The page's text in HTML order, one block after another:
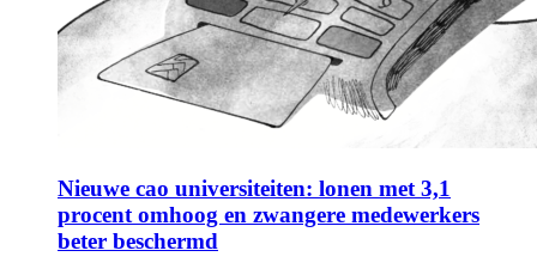
Nieuwe cao universiteiten: lonen met 3,1
procent omhoog en zwangere medewerkers
beter beschermd